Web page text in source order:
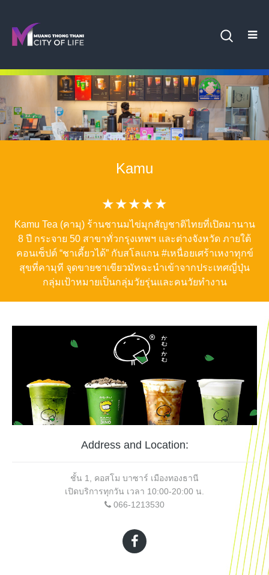
Kamu
★★★★★
Kamu Tea (คามุ) ร้านชานมไข่มุกสัญชาติไทยที่เปิดมานาน
8 ปี กระจาย 50 สาขาทั่วกรุงเทพฯ และต่างจังหวัด ภายใต้
คอนเซ็ปต์ “ชาเคี้ยวได้” กับสโลแกน #เหนื่อยเศร้าเหงาทุกข์
สุขที่คามุที จุดขายชาเขียวมัทฉะนำเข้าจากประเทศญี่ปุ่น
กลุ่มเป้าหมายเป็นกลุ่มวัยรุ่นและคนวัยทำงาน
Address and Location:
ชั้น 1, คอสโม บาซาร์ เมืองทองธานี
เปิดบริการทุกวัน เวลา 10:00-20:00 น.
066-1213530